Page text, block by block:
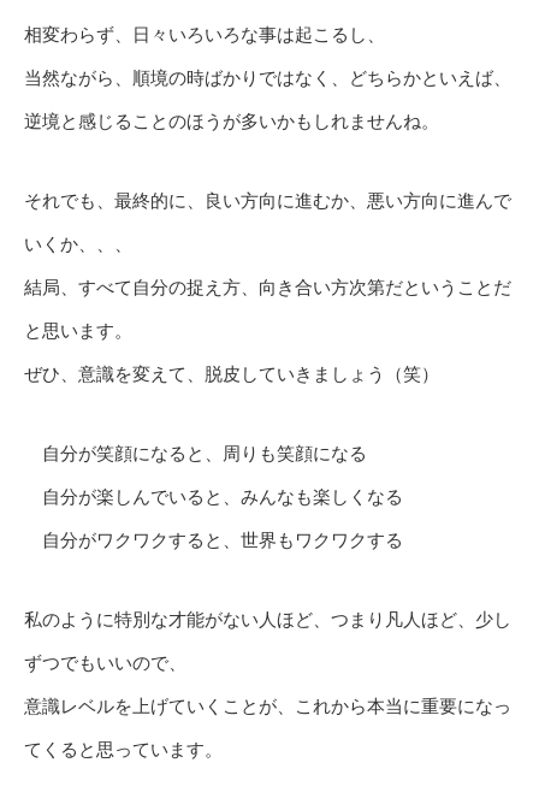
相変わらず、日々いろいろな事は起こるし、
当然ながら、順境の時ばかりではなく、どちらかといえば、
逆境と感じることのほうが多いかもしれませんね。
それでも、最終的に、良い方向に進むか、悪い方向に進んで
いくか、、、
結局、すべて自分の捉え方、向き合い方次第だということだ
と思います。
ぜひ、意識を変えて、脱皮していきましょう（笑）
自分が笑顔になると、周りも笑顔になる
自分が楽しんでいると、みんなも楽しくなる
自分がワクワクすると、世界もワクワクする
私のように特別な才能がない人ほど、つまり凡人ほど、少し
ずつでもいいので、
意識レベルを上げていくことが、これから本当に重要になっ
てくると思っています。